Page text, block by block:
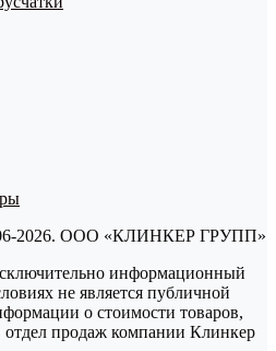
2026. ООО «КЛИНКЕР ГРУПП»
информационный
не является публичной
о стоимости товаров,
отдел продаж компании Клинкер